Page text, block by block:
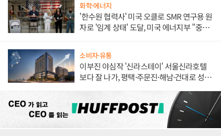
화학·에너지
'한수원 협력사' 미국 오클로 SMR 연구용 원
자로 '임계 상태' 도달, 미국 에너지부 "중요
소비자·유통
이부진 야심작 '신라스테이' 서울신라호텔
보다 잘 나가, 평택·주문진·해남·건대로 성